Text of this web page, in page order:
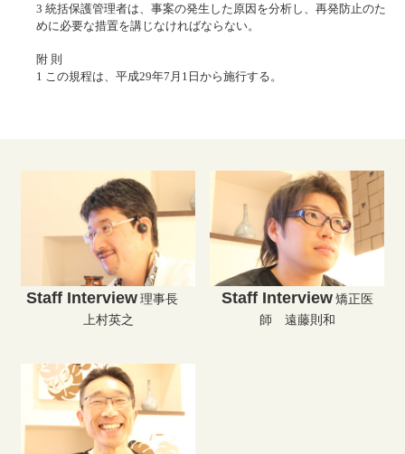
3 統括保護管理者は、事案の発生した原因を分析し、再発防止のた
めに必要な措置を講じなければならない。
附 則
1 この規程は、平成29年7月1日から施行する。
Staff Interview 理事長
上村英之
Staff Interview 矯正医
師 遠藤則和